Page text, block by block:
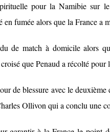
pour la Namibie sur
en fumée alors que la France a
de match à domicile alors
que Penaud a récolté
de blessure avec le
Ollivon qui a conclu une